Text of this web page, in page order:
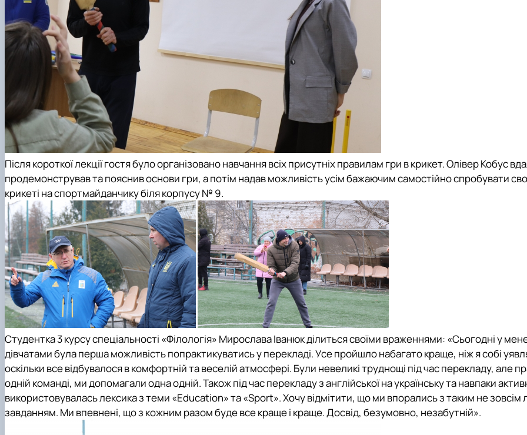
Після короткої лекції гостя було організовано навчання всіх присутніх правилам гри в крикет. Олівер Кобус
продемонстрував та пояснив основи гри, а потім надав можливість усім бажаючим самостійно спробувати
крикеті на спортмайданчику біля корпусу № 9.
Студентка 3 курсуспеціальності «Філологія» Мирослава Іванюк ділиться своїми враженнями: «Сьогодні у
дівчатами була перша можливість попрактикуватись у перекладі. Усе пройшло набагато краще, ніж я собі
оскільки все відбувалося в комфортній та веселій атмосфері. Були невеликі труднощі під час перекладу, але
одній команді, ми допомагали одна одній. Також під час перекладу з англійської на українську та навпаки
використовувалась лексика з теми «Education» та «Sport». Хочу відмітити, що ми впорались з таким не зовсім
завданням. Ми впевнені, що з кожним разом буде все краще і краще. Досвід, безумовно, незабутній».